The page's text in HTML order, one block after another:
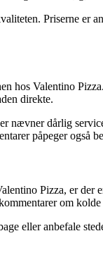
Priserne er
hos Valentino
direkte.
nævner dårlig
påpeger også
Pizza, er der
om
eller anbefale